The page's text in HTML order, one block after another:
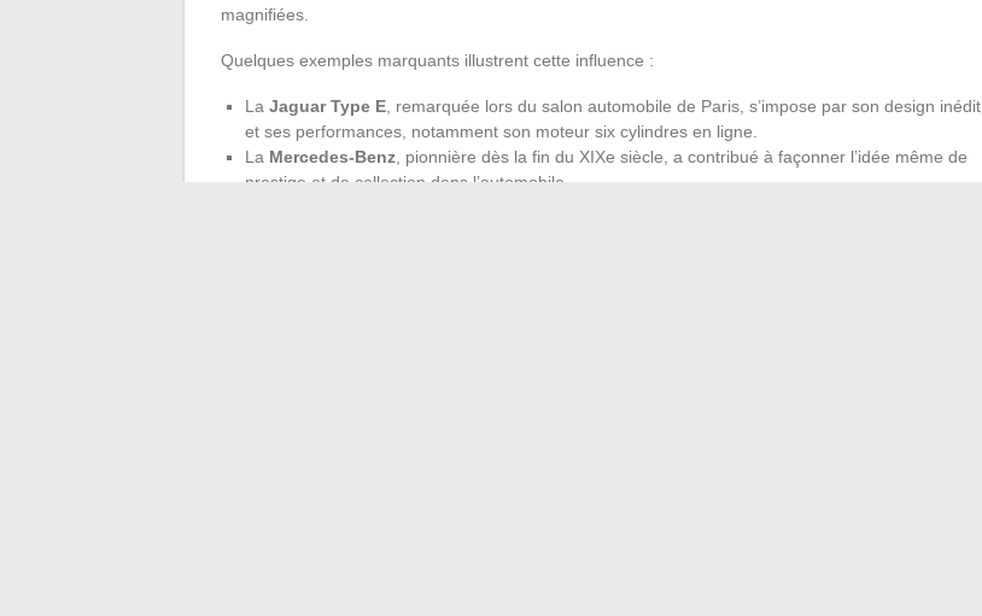
magnifiées.
Quelques exemples marquants illustrent cette influence :
La Jaguar Type E , remarquée lors du salon automobile de Paris, s’impose par son design inédit
et ses performances, notamment son moteur six cylindres en ligne.
La Mercedes-Benz , pionnière dès la fin du XIXe siècle, a contribué à façonner l’idée même de
prestige et de collection dans l’automobile.